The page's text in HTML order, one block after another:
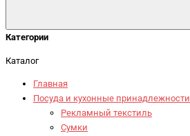
Категории
Каталог
Главная
Посуда и кухонные принадлежности
Рекламный текстиль
Сумки